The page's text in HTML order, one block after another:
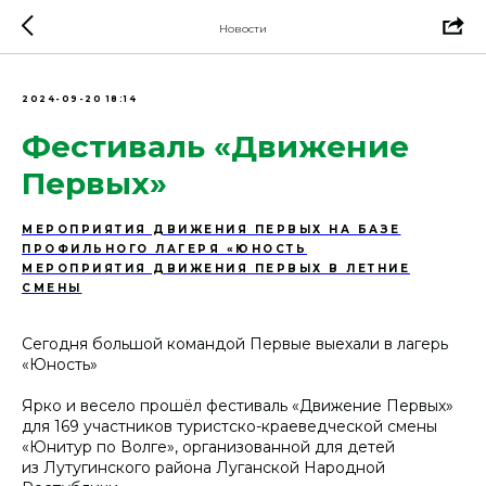
Новости
2024-09-20 18:14
Фестиваль «Движение
Первых»
МЕРОПРИЯТИЯ ДВИЖЕНИЯ ПЕРВЫХ НА БАЗЕ
ПРОФИЛЬНОГО ЛАГЕРЯ «ЮНОСТЬ
МЕРОПРИЯТИЯ ДВИЖЕНИЯ ПЕРВЫХ В ЛЕТНИЕ
СМЕНЫ
Сегодня большой командой Первые выехали в лагерь
«Юность»
Ярко и весело прошёл фестиваль «Движение Первых»
для 169 участников туристско-краеведческой смены
«Юнитур по Волге», организованной для детей
из Лутугинского района Луганской Народной